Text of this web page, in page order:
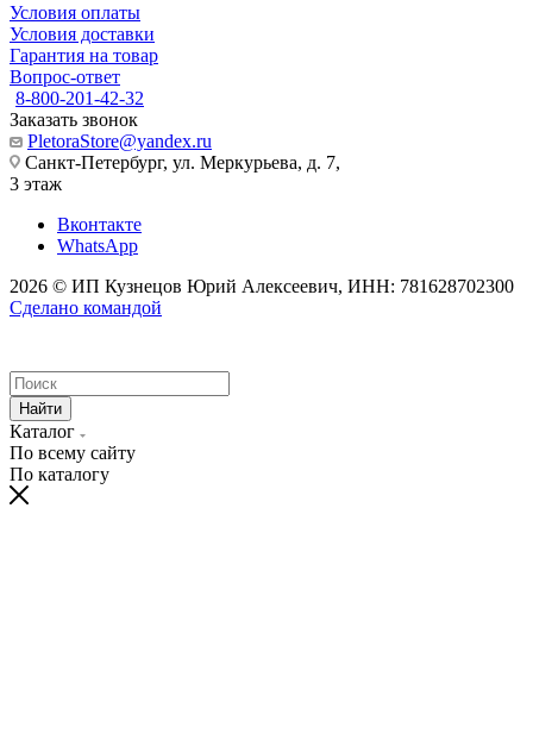
Условия оплаты
Условия доставки
Гарантия на товар
Вопрос-ответ
8-800-201-42-32
Заказать звонок
PletoraStore@yandex.ru
Санкт-Петербург, ул. Меркурьева, д. 7,
3 этаж
Вконтакте
WhatsApp
2026 © ИП Кузнецов Юрий Алексеевич, ИНН: 781628702300
Сделано командой
Найти
Каталог
По всему сайту
По каталогу